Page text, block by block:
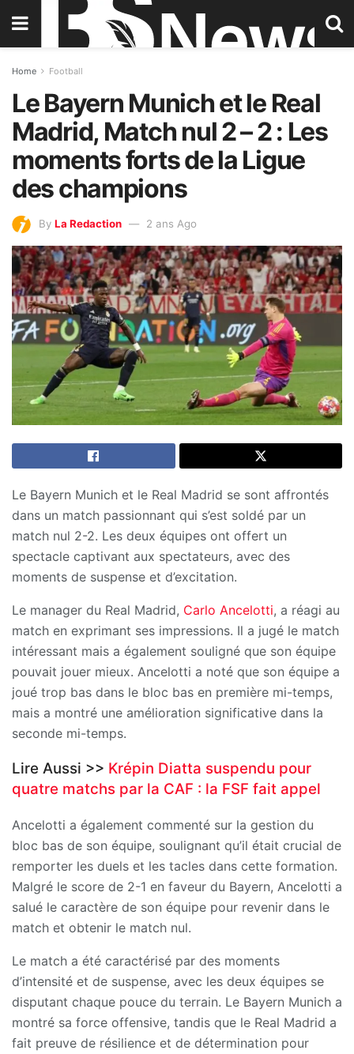
Home Football
Le Bayern Munich et le Real
Madrid, Match nul 2 – 2 : Les
moments forts de la Ligue
des champions
By La Redaction 2 ans Ago
Le Bayern Munich et le Real Madrid se sont affrontés
dans un match passionnant qui s’est soldé par un
match nul 2-2. Les deux équipes ont offert un
spectacle captivant aux spectateurs, avec des
moments de suspense et d’excitation.
Le manager du Real Madrid, Carlo Ancelotti, a réagi au
match en exprimant ses impressions. Il a jugé le match
intéressant mais a également souligné que son équipe
pouvait jouer mieux. Ancelotti a noté que son équipe a
joué trop bas dans le bloc bas en première mi-temps,
mais a montré une amélioration significative dans la
seconde mi-temps.
Lire Aussi >> Krépin Diatta suspendu pour
quatre matchs par la CAF : la FSF fait appel
Ancelotti a également commenté sur la gestion du
bloc bas de son équipe, soulignant qu’il était crucial de
remporter les duels et les tacles dans cette formation.
Malgré le score de 2-1 en faveur du Bayern, Ancelotti a
salué le caractère de son équipe pour revenir dans le
match et obtenir le match nul.
Le match a été caractérisé par des moments
d’intensité et de suspense, avec les deux équipes se
disputant chaque pouce du terrain. Le Bayern Munich a
montré sa force offensive, tandis que le Real Madrid a
fait preuve de résilience et de détermination pour